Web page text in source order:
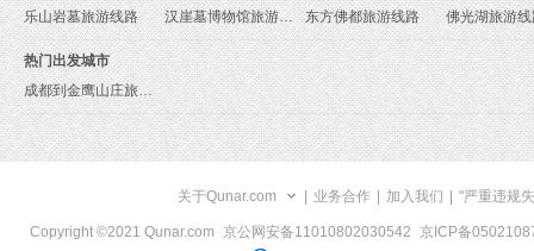
乐山岩墓旅游线路
汉崖墓博物馆旅游线路 东方佛都旅游线路 佛光湖旅游
热门出发城市
成都到金鹰山庄旅游报价
关于Qunar.com 业务合作 加入我们 "严重违规
Copyright ©2021 Qunar.com 京公网安备11010802030542
京ICP备